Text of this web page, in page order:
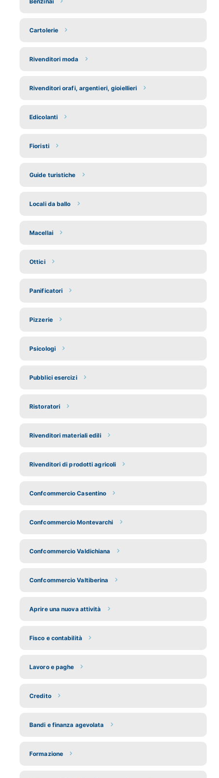
Cartolerie
Rivenditori moda
Rivenditori orafi, argentieri, gioiellieri
Edicolanti
Fioristi
Guide turistiche
Locali da ballo
Macellai
Ottici
Panificatori
Pizzerie
Psicologi
Pubblici esercizi
Ristoratori
Rivenditori materiali edili
Rivenditori di prodotti agricoli
Confcommercio Casentino
Confcommercio Montevarchi
Confcommercio Valdichiana
Confcommercio Valtiberina
Aprire una nuova attività
Fisco e contabilità
Lavoro e paghe
Credito
Bandi e finanza agevolata
Formazione